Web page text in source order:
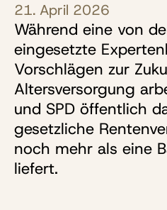
21. April 2026
Während eine von
eingesetzte
Vorschlägen zur
Altersversorgung
und SPD öffentlich
gesetzliche
noch mehr als eine
liefert.